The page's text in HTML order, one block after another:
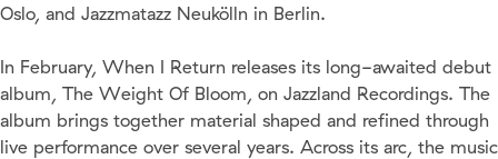
Oslo, and Jazzmatazz Neukölln in Berlin.
In February, When I Return releases its long-awaited debut
album, The Weight Of Bloom, on Jazzland Recordings. The
album brings together material shaped and refined through
live performance over several years. Across its arc, the music